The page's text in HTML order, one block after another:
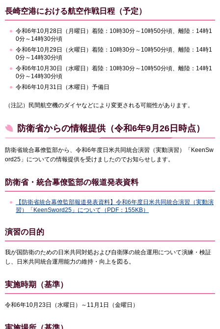
長崎空港における航空作戦日程（予定）
令和6年10月28日（月曜日）着陸：10時30分～10時50分頃、離陸：14時1
0分～14時30分頃
令和6年10月29日（火曜日）着陸：10時30分～10時50分頃、離陸：14時1
0分～14時30分頃
令和6年10月30日（水曜日）着陸：10時30分～10時50分頃、離陸：14時1
0分～14時30分頃
令和6年10月31日（木曜日）予備日
（注記）民間航空機のダイヤなどにより変更される可能性があります。
防衛省からの情報提供（令和6年9月26日時点）
防衛省統合幕僚監部から、令和6年度日米共同統合演習（実動演習）「KeenSw
ord25」についての情報提供を受けましたのでお知らせします。
防衛省・統合幕僚監部の報道発表資料
【防衛省統合幕僚監部報道発表資料】令和6年度日米共同統合演習（実動演
習）「KeenSword25」について（PDF：155KB）
演習の目的
我が国防衛のための日米共同対処および自衛隊の統合運用について演練・検証
し、日米共同統合運用能力の維持・向上を図る。
実施時期（基準）
令和6年10月23日（水曜日）～11月1日（金曜日）